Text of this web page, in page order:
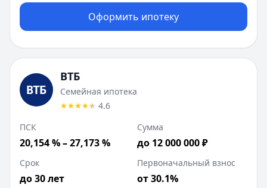
Оформить ипотеку
ВТБ
Семейная ипотека
4.6
ПСК
20,154 % – 27,173 %
Сумма
до 12 000 000 ₽
Срок
до 30 лет
Первоначальный взнос
от 30.1%